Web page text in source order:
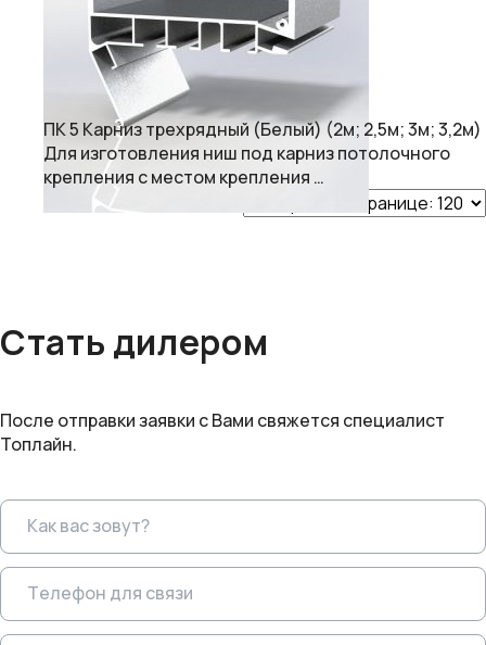
ПК 5 Карниз трехрядный (Белый) (2м; 2,5м; 3м; 3,2м)
Для изготовления ниш под карниз потолочного
крепления с местом крепления …
Стать дилером
После отправки заявки с Вами свяжется специалист
Топлайн.